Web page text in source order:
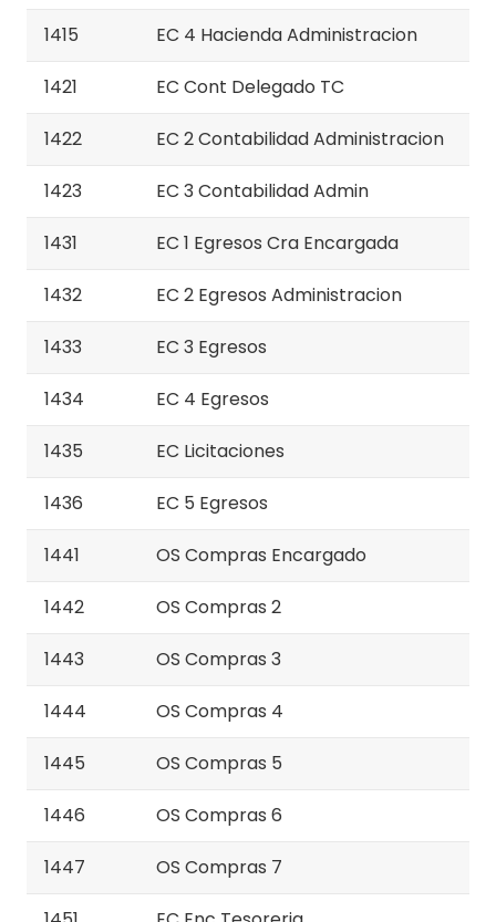
1415 EC 4 Hacienda Administracion
1421 EC Cont Delegado TC
1422 EC 2 Contabilidad Administracion
1423 EC 3 Contabilidad Admin
1431 EC 1 Egresos Cra Encargada
1432 EC 2 Egresos Administracion
1433 EC 3 Egresos
1434 EC 4 Egresos
1435 EC Licitaciones
1436 EC 5 Egresos
1441 OS Compras Encargado
1442 OS Compras 2
1443 OS Compras 3
1444 OS Compras 4
1445 OS Compras 5
1446 OS Compras 6
1447 OS Compras 7